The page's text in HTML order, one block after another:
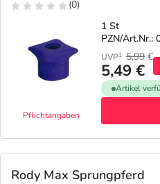
(0)
Pflichtangaben
1 St
PZN/Art.Nr.:
UVP1 5,99 €
5,49 €
Artikel
Rody Max Sprungpferd